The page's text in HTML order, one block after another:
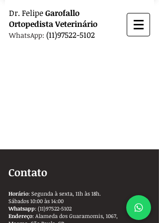
Dr. FelipeGarofallo
OrtopedistaVeterinário
WhatsApp: (11)97522-5102
Contato
Horário: Segunda à sexta, 11h às 18h.
Sábados 10:00 às 14:00
Whatsapp: (11)97522-5102
Endereço: Alameda dos Guaramomis, 1067,